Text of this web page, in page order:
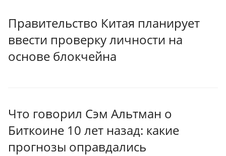
Правительство Китая планирует
ввести проверку личности на
основе блокчейна
Что говорил Сэм Альтман о
Биткоине 10 лет назад: какие
прогнозы оправдались